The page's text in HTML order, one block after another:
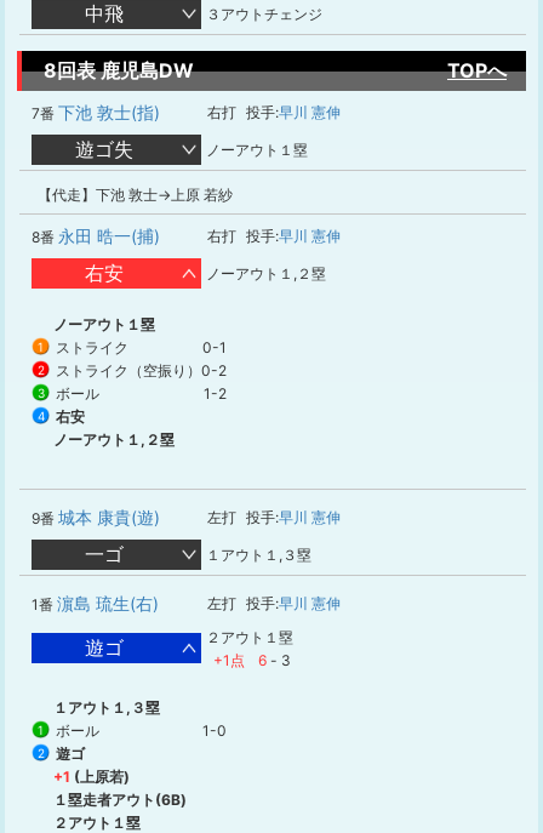
中飛 ３アウトチェンジ
8回表 鹿児島DW TOPへ
7番 下池 敦士(指) 右打 投手:早川 憲伸
遊ゴ失 ノーアウト１塁
【代走】下池 敦士→上原 若紗
8番 永田 晧一(捕) 右打 投手:早川 憲伸
右安 ノーアウト１,２塁
ノーアウト１塁
1 ストライク 0-1
2 ストライク（空振り） 0-2
3 ボール 1-2
4
右安
ノーアウト１,２塁
9番 城本 康貴(遊) 左打 投手:早川 憲伸
一ゴ １アウト１,３塁
1番 濵島 琉生(右) 左打 投手:早川 憲伸
遊ゴ
２アウト１塁
+1点
6 - 3
１アウト１,３塁
1 ボール 1-0
2
遊ゴ
+1 (上原若)
１塁走者アウト(6B)
２アウト１塁